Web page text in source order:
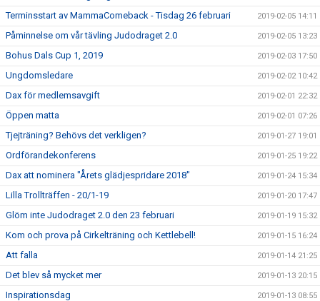
Terminsstart av MammaComeback - Tisdag 26 februari 2019-02-05 14:11
Påminnelse om vår tävling Judodraget 2.0 2019-02-05 13:23
Bohus Dals Cup 1, 2019 2019-02-03 17:50
Ungdomsledare 2019-02-02 10:42
Dax för medlemsavgift 2019-02-01 22:32
Öppen matta 2019-02-01 07:26
Tjejträning? Behövs det verkligen? 2019-01-27 19:01
Ordförandekonferens 2019-01-25 19:22
Dax att nominera "Årets glädjespridare 2018" 2019-01-24 15:34
Lilla Trollträffen - 20/1-19 2019-01-20 17:47
Glöm inte Judodraget 2.0 den 23 februari 2019-01-19 15:32
Kom och prova på Cirkelträning och Kettlebell! 2019-01-15 16:24
Att falla 2019-01-14 21:25
Det blev så mycket mer 2019-01-13 20:15
Inspirationsdag 2019-01-13 08:55